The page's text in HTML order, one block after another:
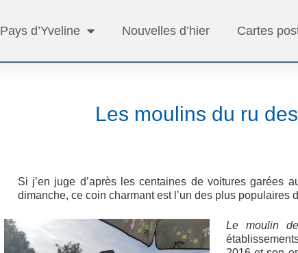
Pays d’Yveline Nouvelles d’hier Cartes
Les moulins du ru
Si j’en juge d’après les centaines de voitures garées
dimanche, ce coin charmant est l’un des plus populaires
Le moulin